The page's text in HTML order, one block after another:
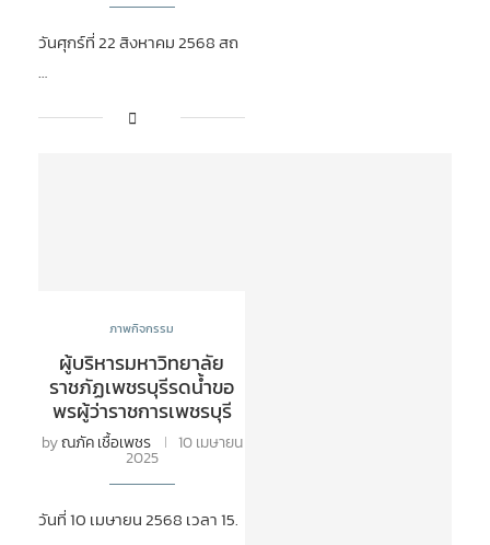
วันศุกร์ที่ 22 สิงหาคม 2568 สถ
…
ภาพกิจกรรม
ผู้บริหารมหาวิทยาลัย
ราชภัฏเพชรบุรีรดน้ำขอ
พรผู้ว่าราชการเพชรบุรี
byณภัค เชื้อเพชร 10 เมษายน
2025
วันที่ 10 เมษายน 2568 เวลา 15.